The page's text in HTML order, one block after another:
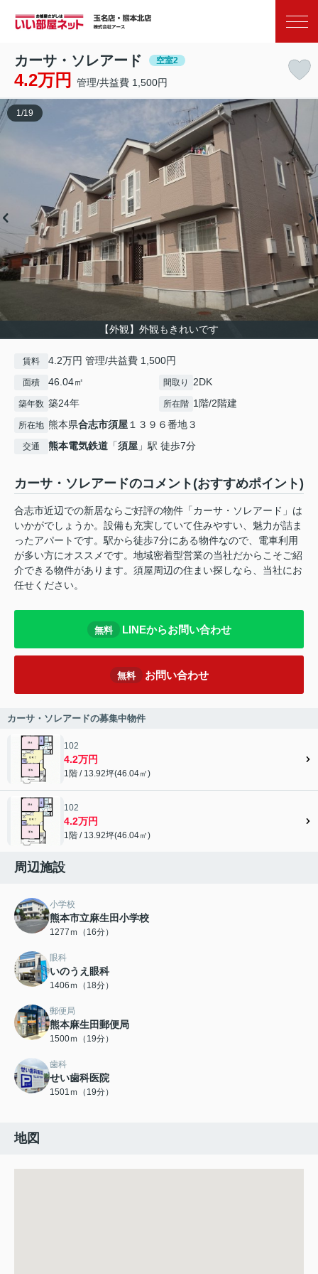
カーサ・ソレアード 空室2
4.2万円 管理/共益費 1,500円
【外観】外観もきれいです
1 /19
賃料 4.2万円 管理/共益費 1,500円
面積 46.04㎡ 間取り 2DK
築年数 築24年 所在階 1階/2階建
所在地 熊本県合志市須屋 １３９６番地３
交通 熊本電気鉄道 「須屋 」駅 徒歩7分
カーサ・ソレアードのコメント(おすすめポイント)
合志市近辺での新居ならご好評の物件「カーサ・ソレアード」は
いかがでしょうか。設備も充実していて住みやすい、魅力が詰ま
ったアパートです。駅から徒歩7分にある物件なので、電車利用
が多い方にオススメです。地域密着型営業の当社だからこそご紹
介できる物件があります。須屋周辺の住まい探しなら、当社にお
任せください。
無料 LINEからお問い合わせ
無料 お問い合わせ
カーサ・ソレアードの募集中物件
102
4.2万円
1階 / 13.92坪(46.04㎡)
102
4.2万円
1階 / 13.92坪(46.04㎡)
周辺施設
小学校
熊本市立麻生田小学校
1277ｍ（16分）
眼科
いのうえ眼科
1406ｍ（18分）
郵便局
熊本麻生田郵便局
1500ｍ（19分）
歯科
せい歯科医院
1501ｍ（19分）
地図